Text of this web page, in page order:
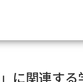
」に関連す